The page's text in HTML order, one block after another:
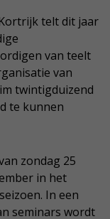
telt dit jaar
van teelt
van
twintigduizend
te kunnen
zondag 25
in het
In een
seminars wordt